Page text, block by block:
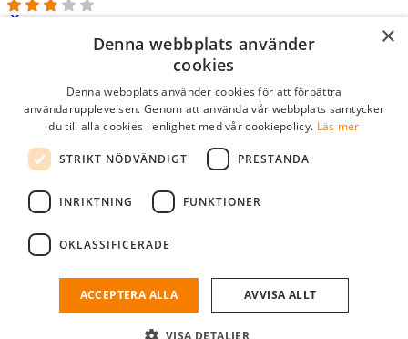
Lösenord
kom ihåg mig
logga in
Kostnadsfri företagsprofil
och söka efter passande kandidater till ditt företag.
×
Denna webbplats använder
cookies
Denna webbplats använder cookies för att förbättra
användarupplevelsen. Genom att använda vår webbplats samtycker
du till alla cookies i enlighet med vår cookiepolicy. Läs mer
STRIKT NÖDVÄNDIGT PRESTANDA
INRIKTNING FUNKTIONER
OKLASSIFICERADE
ACCEPTERA ALLA AVVISA ALLT
VISA DETALJER